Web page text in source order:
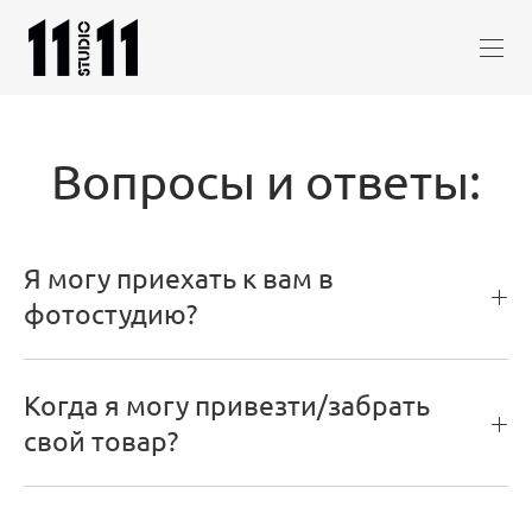
Вопросы и ответы:
Я могу приехать к вам в
фотостудию?
Когда я могу привезти/забрать
свой товар?